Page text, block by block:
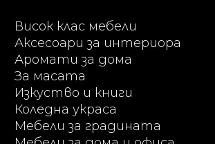
Висок клас мебели
Аксесоари за интериора
Аромати за дома
За масата
Изкуство и книги
Коледна украса
Мебели за градината